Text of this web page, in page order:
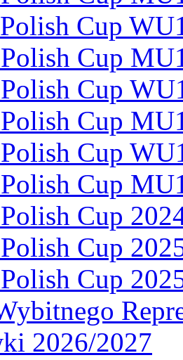
Cup
Cup
Cup
Cup
Cup
Cup
Cup
Cup
Cup
2026/2027